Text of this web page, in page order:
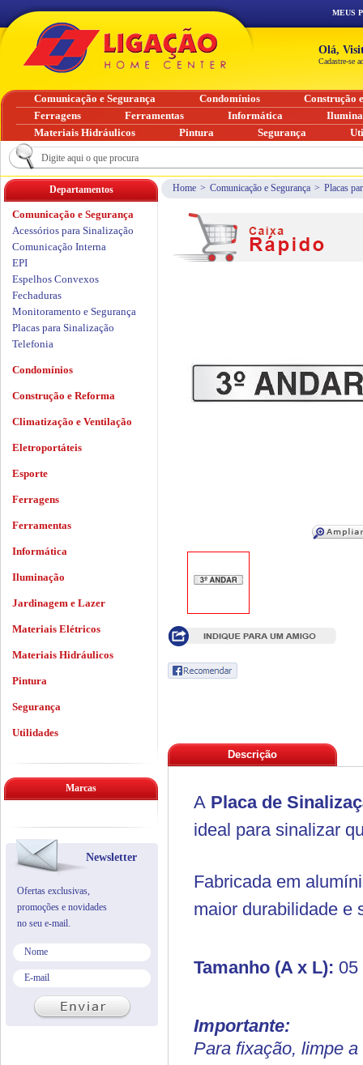
Home > Comunicação e Segurança > Placas
Descrição
A Placa de
ideal para sinalizar
Fabricada em
maior durabilidade e
Tamanho (A x L): 05
Importante:
Para fixação, limpe
Departamentos
Comunicação e Segurança
Acessórios para Sinalização
Comunicação Interna
EPI
Espelhos Convexos
Fechaduras
Monitoramento e Segurança
Placas para Sinalização
Telefonia
Condomínios
Construção e Reforma
Climatização e Ventilação
Eletroportáteis
Esporte
Ferragens
Ferramentas
Informática
Iluminação
Jardinagem e Lazer
Materiais Elétricos
Materiais Hidráulicos
Pintura
Segurança
Utilidades
Marcas
Newsletter
Ofertas exclusivas,
promoções e novidades
no seu e-mail.
MEUS
Olá,
Cadastre-se
Comunicação e Segurança Condomínios
Construção
Ferragens
Ferramentas Informática
Materiais Hidráulicos
Pintura Segurança